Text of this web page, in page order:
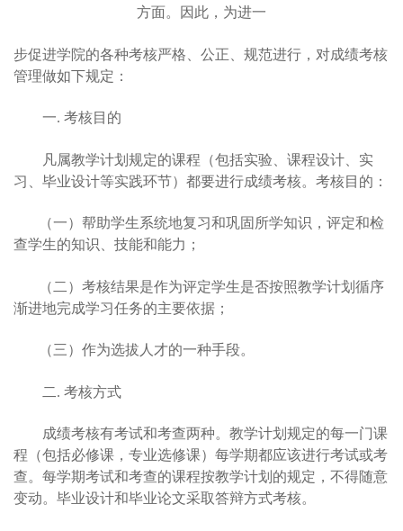
方面。因此，为进一
步促进学院的各种考核严格、公正、规范进行，对成绩考核
管理做如下规定：
一. 考核目的
凡属教学计划规定的课程（包括实验、课程设计、实
习、毕业设计等实践环节）都要进行成绩考核。考核目的：
（一）帮助学生系统地复习和巩固所学知识，评定和检
查学生的知识、技能和能力；
（二）考核结果是作为评定学生是否按照教学计划循序
渐进地完成学习任务的主要依据；
（三）作为选拔人才的一种手段。
二. 考核方式
成绩考核有考试和考查两种。教学计划规定的每一门课
程（包括必修课，专业选修课）每学期都应该进行考试或考
查。每学期考试和考查的课程按教学计划的规定，不得随意
变动。毕业设计和毕业论文采取答辩方式考核。